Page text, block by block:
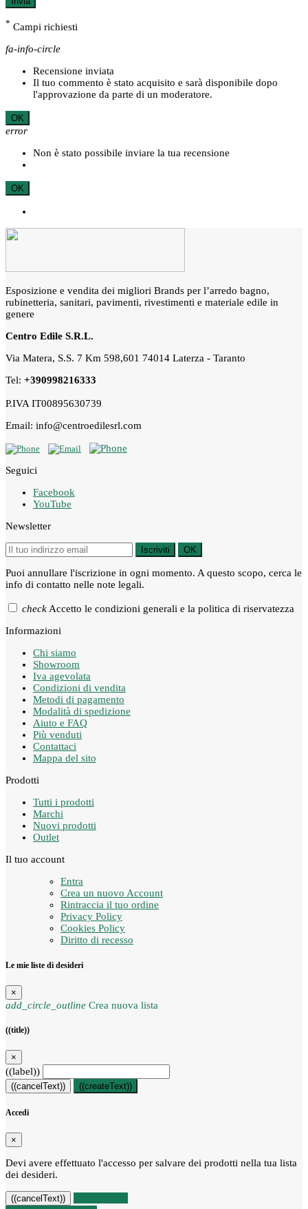
* Campi richiesti
fa-info-circle
Recensione inviata
Il tuo commento è stato acquisito e sarà disponibile dopo
l'approvazione da parte di un moderatore.
OK
error
Non è stato possibile inviare la tua recensione
OK
Esposizione e vendita dei migliori Brands per l’arredo bagno,
rubinetteria, sanitari, pavimenti, rivestimenti e materiale edile in
genere
Centro Edile S.R.L.
Via Matera, S.S. 7 Km 598,601 74014 Laterza - Taranto
Tel: +390998216333
P.IVA IT00895630739
Email: info@centroedilesrl.com
Seguici
Facebook
YouTube
Newsletter
Iscriviti OK
Puoi annullare l'iscrizione in ogni momento. A questo scopo, cerca le
info di contatto nelle note legali.
check Accetto le condizioni generali e la politica di riservatezza
Informazioni
Chi siamo
Showroom
Iva agevolata
Condizioni di vendita
Metodi di pagamento
Modalità di spedizione
Aiuto e FAQ
Più venduti
Contattaci
Mappa del sito
Prodotti
Tutti i prodotti
Marchi
Nuovi prodotti
Outlet
Il tuo account
Entra
Crea un nuovo Account
Rintraccia il tuo ordine
Privacy Policy
Cookies Policy
Diritto di recesso
Le mie liste di desideri
×
add_circle_outline Crea nuova lista
((title))
×
((label))
((cancelText)) ((createText))
Accedi
×
Devi avere effettuato l'accesso per salvare dei prodotti nella tua lista
dei desideri.
((cancelText))